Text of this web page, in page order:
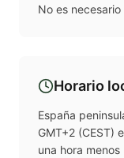
No es
Horario
España
GMT+2 (CEST)
una hora